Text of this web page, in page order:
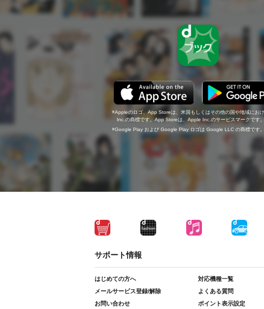
Appleのロゴ、App Storeは、米国もしくはその他の国や地域にお
Inc.の商標です。App Storeは、Apple Inc.のサービスマークです。
Google Play および Google Play ロゴは Google LLC の商標です。
サポート情報
はじめての方へ
対応機種一覧
メールサービス登録/解除
よくある質問
お問い合わせ
ポイント表示設定